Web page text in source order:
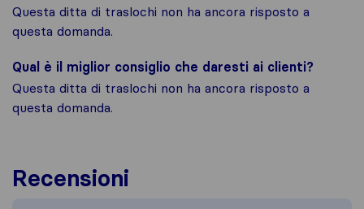
Questa ditta di traslochi non ha ancora risposto a
questa domanda.
Qual è il miglior consiglio che daresti ai clienti?
Questa ditta di traslochi non ha ancora risposto a
questa domanda.
Recensioni